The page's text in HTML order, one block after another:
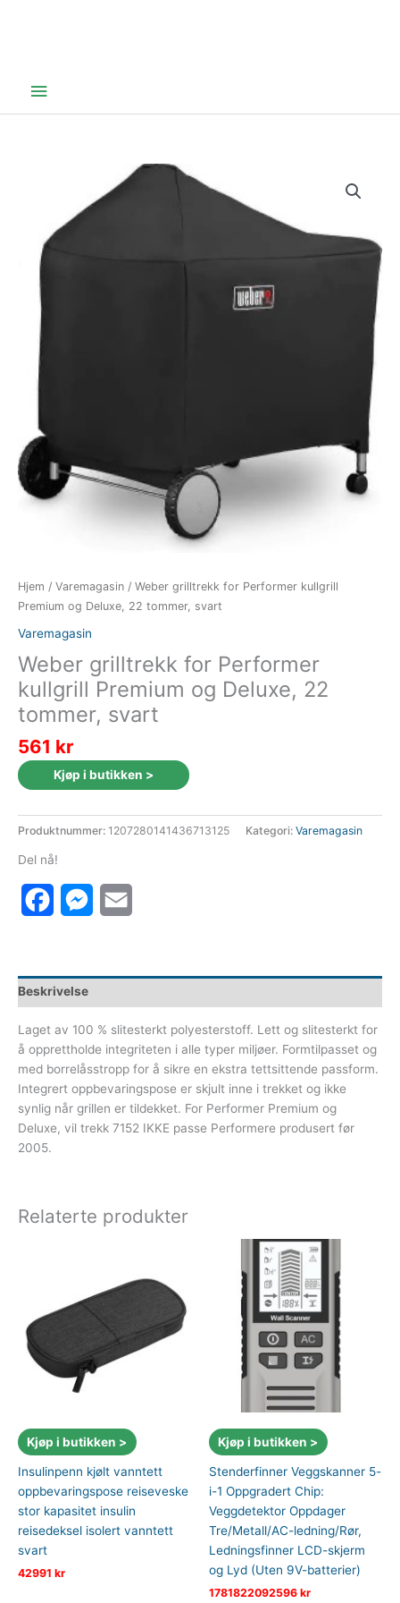
Hovedmeny
Hjem / Varemagasin / Weber grilltrekk for Performer kullgrill
Premium og Deluxe, 22 tommer, svart
Varemagasin
Weber grilltrekk for Performer
kullgrill Premium og Deluxe, 22
tommer, svart
561 kr
Kjøp i butikken >
Produktnummer: 1207280141436713125 Kategori: Varemagasin
Del nå!
FacebookMessenger
Beskrivelse
Laget av 100 % slitesterkt polyesterstoff. Lett og slitesterkt for
å opprettholde integriteten i alle typer miljøer. Formtilpasset og
med borrelåsstropp for å sikre en ekstra tettsittende passform.
Integrert oppbevaringspose er skjult inne i trekket og ikke
synlig når grillen er tildekket. For Performer Premium og
Deluxe, vil trekk 7152 IKKE passe Performere produsert før
2005.
Relaterte produkter
Kjøp i butikken >
Insulinpenn kjølt vanntett
oppbevaringspose reiseveske
stor kapasitet insulin
reisedeksel isolert vanntett
svart
42991 kr
Kjøp i butikken >
Stenderfinner Veggskanner 5-
i-1 Oppgradert Chip:
Veggdetektor Oppdager
Tre/Metall/AC-ledning/Rør,
Ledningsfinner LCD-skjerm
og Lyd (Uten 9V-batterier)
1781822092596 kr